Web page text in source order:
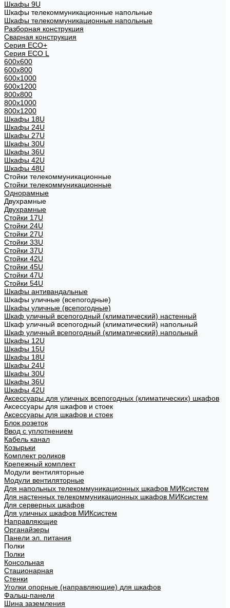
Шкафы 9U
Шкафы телекоммуникационные напольные
Шкафы телекоммуникационные напольные
Разборная конструкция
Сварная конструкция
Серия ECO+
Серия ECO L
600x600
600x800
600х1000
600х1200
800x800
800х1000
800х1200
Шкафы 18U
Шкафы 24U
Шкафы 27U
Шкафы 30U
Шкафы 36U
Шкафы 42U
Шкафы 48U
Стойки телекоммуникационные
Стойки телекоммуникационные
Однорамные
Двухрамные
Двухрамные
Стойки 17U
Стойки 24U
Стойки 27U
Стойки 33U
Стойки 37U
Стойки 42U
Стойки 45U
Стойки 47U
Стойки 54U
Шкафы антивандальные
Шкафы уличные (всепогодные)
Шкафы уличные (всепогодные)
Шкаф уличный всепогодный (климатический) настенный
Шкаф уличный всепогодный (климатический) напольный
Шкаф уличный всепогодный (климатический) напольный
Шкафы 12U
Шкафы 15U
Шкафы 18U
Шкафы 24U
Шкафы 30U
Шкафы 36U
Шкафы 42U
Аксессуары для уличных всепогодных (климатических) шкафов
Аксессуары для шкафов и стоек
Аксессуары для шкафов и стоек
Блок розеток
Ввод с уплотнением
Кабель канал
Козырьки
Комплект роликов
Крепежный комплект
Модули вентиляторные
Модули вентиляторные
Для напольных телекоммуникационных шкафов МИКсистем
Для настенных телекоммуникационных шкафов МИКсистем
Для серверных шкафов
Для уличных шкафов МИКсистем
Направляющие
Органайзеры
Панели эл. питания
Полки
Полки
Консольная
Стационарная
Стенки
Уголки опорные (направляющие) для шкафов
Фальш-панели
Шина заземления